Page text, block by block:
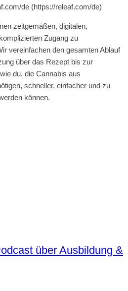
de (https://releaf.com/de)
zeitgemäßen, digitalen,
Zugang zu
vereinfachen den gesamten Ablauf
über das Rezept bis zur
du, die Cannabis aus
schneller, einfacher und zu
können.
über Ausbildung &